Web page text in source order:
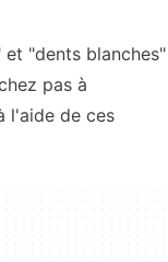
"dents blanches"
pas à
l'aide de ces